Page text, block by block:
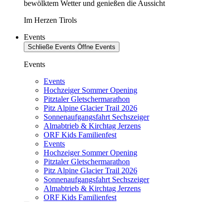
Im Herzen Tirols
Events
Schließe Events Öffne Events
Events
Events
Hochzeiger Sommer Opening
Pitztaler Gletschermarathon
Pitz Alpine Glacier Trail 2026
Sonnenaufgangsfahrt Sechszeiger
Almabtrieb & Kirchtag Jerzens
ORF Kids Familienfest
Events
Hochzeiger Sommer Opening
Pitztaler Gletschermarathon
Pitz Alpine Glacier Trail 2026
Sonnenaufgangsfahrt Sechszeiger
Almabtrieb & Kirchtag Jerzens
ORF Kids Familienfest